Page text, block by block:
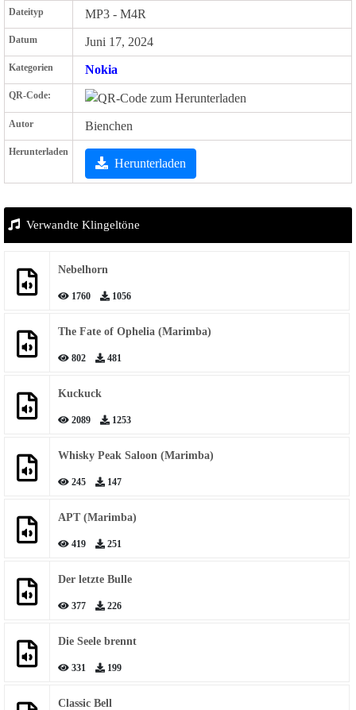
Dateityp MP3 - M4R
Datum Juni 17, 2024
Kategorien Nokia
QR-Code:
Autor Bienchen
Herunterladen
Herunterladen
Verwandte Klingeltöne
Nebelhorn
1760 1056
The Fate of Ophelia (Marimba)
802 481
Kuckuck
2089 1253
Whisky Peak Saloon (Marimba)
245 147
APT (Marimba)
419 251
Der letzte Bulle
377 226
Die Seele brennt
331 199
Classic Bell